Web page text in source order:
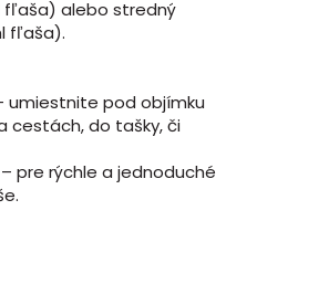
fľaša) alebo stredný
fľaša).
umiestnite pod objímku
cestách, do tašky, či
pre rýchle a jednoduché